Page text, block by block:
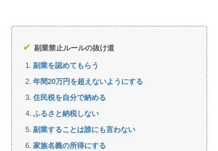
副業禁止ルールの抜け道
副業を認めてもらう
年間20万円を超えないようにする
住民税を自分で納める
ふるさと納税しない
副業することは誰にも言わない
家族名義の所得にする